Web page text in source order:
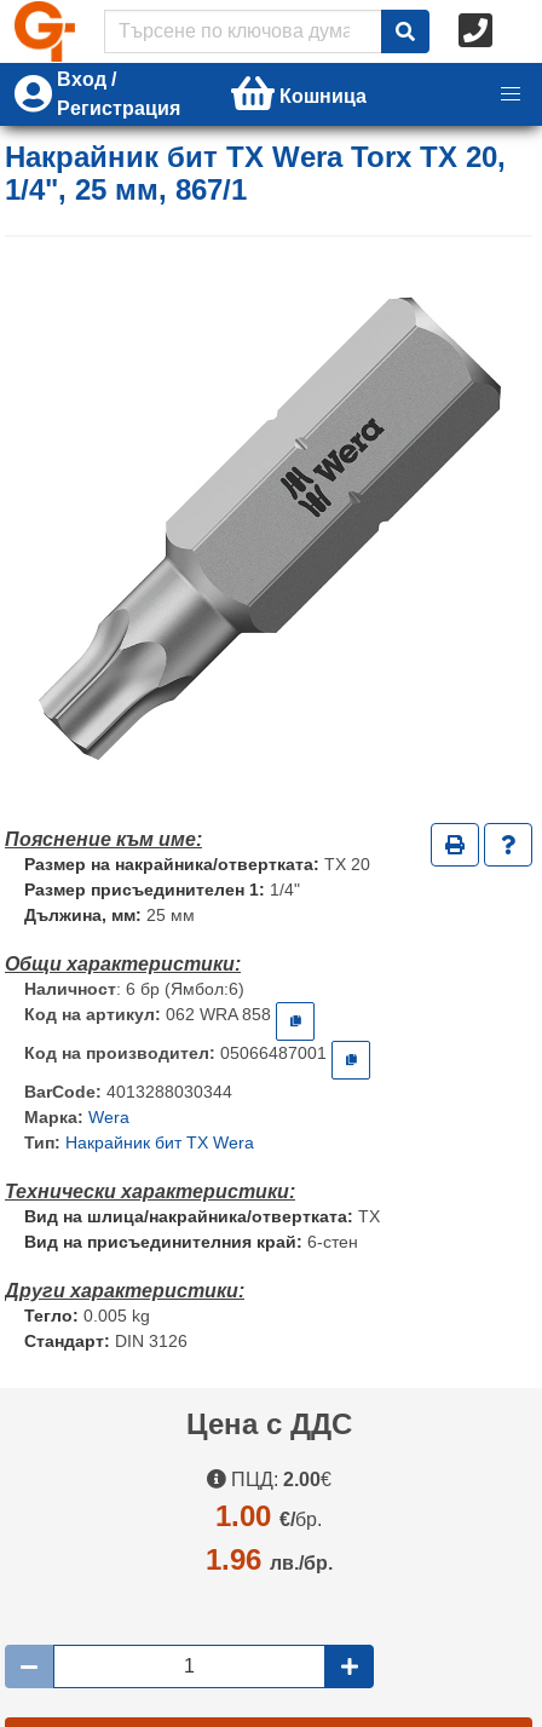
Вход /
Регистрация
Кошница
Накрайник бит TX Wera Torx TX 20,
1/4", 25 мм, 867/1
Размер на накрайника/отвертката: TX 20
Размер присъединителен 1: 1/4"
Дължина, мм: 25 мм
Наличност: 6 бр (Ямбол:6)
Код на артикул: 062 WRA 858
Код на производител: 05066487001
BarCode: 4013288030344
Марка: Wera
Тип: Накрайник бит TX Wera
Вид на шлица/накрайника/отвертката: TX
Вид на присъединителния край: 6-стен
Тегло: 0.005 kg
Стандарт: DIN 3126
Цена с ДДС
ПЦД: 2.00€
1.00 €/бр.
1.96 лв./бр.